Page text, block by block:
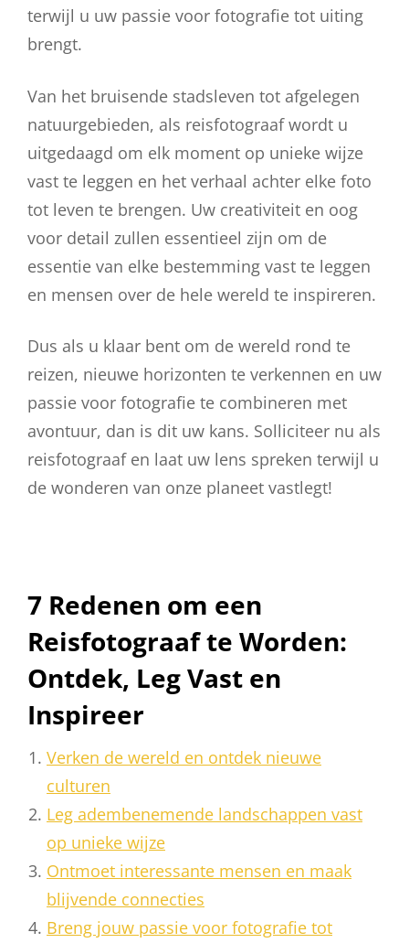
terwijl u uw passie voor fotografie tot uiting
brengt.
Van het bruisende stadsleven tot afgelegen
natuurgebieden, als reisfotograaf wordt u
uitgedaagd om elk moment op unieke wijze
vast te leggen en het verhaal achter elke foto
tot leven te brengen. Uw creativiteit en oog
voor detail zullen essentieel zijn om de
essentie van elke bestemming vast te leggen
en mensen over de hele wereld te inspireren.
Dus als u klaar bent om de wereld rond te
reizen, nieuwe horizonten te verkennen en uw
passie voor fotografie te combineren met
avontuur, dan is dit uw kans. Solliciteer nu als
reisfotograaf en laat uw lens spreken terwijl u
de wonderen van onze planeet vastlegt!
7 Redenen om een
Reisfotograaf te Worden:
Ontdek, Leg Vast en
Inspireer
Verken de wereld en ontdek nieuwe
culturen
Leg adembenemende landschappen vast
op unieke wijze
Ontmoet interessante mensen en maak
blijvende connecties
Breng jouw passie voor fotografie tot